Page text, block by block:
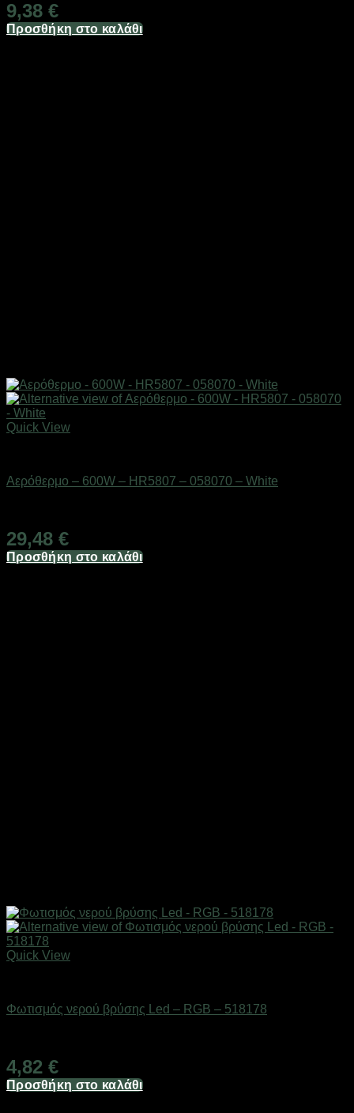
9,38 €
Προσθήκη στο καλάθι
Quick View
Αερόθερμο – 600W – HR5807 – 058070 – White
29,48 €
Προσθήκη στο καλάθι
Quick View
Φωτισμός νερού βρύσης Led – RGB – 518178
4,82 €
Προσθήκη στο καλάθι